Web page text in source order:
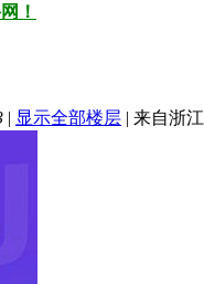
！
| 显示全部楼层 | 来自浙江